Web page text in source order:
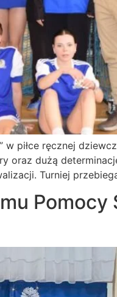
piłce ręcznej
oraz dużą
Turniej
Pomocy